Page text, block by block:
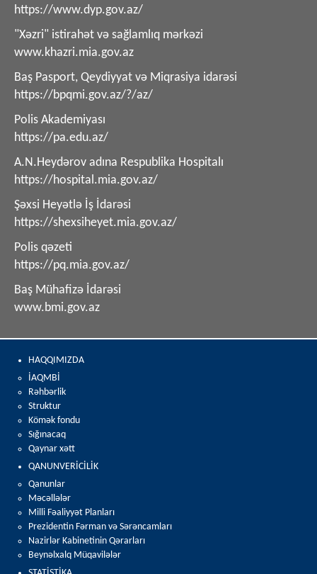
https://www.dyp.gov.az/
"Xəzri" istirahət və sağlamlıq mərkəzi
www.khazri.mia.gov.az
Baş Pasport, Qeydiyyat və Miqrasiya idarəsi
https://bpqmi.gov.az/?/az/
Polis Akademiyası
https://pa.edu.az/
A.N.Heydərov adına Respublika Hospitalı
https://hospital.mia.gov.az/
Şəxsi Heyətlə İş İdarəsi
https://shexsiheyet.mia.gov.az/
Polis qəzeti
https://pq.mia.gov.az/
Baş Mühafizə İdarəsi
www.bmi.gov.az
HAQQIMIZDA
İAQMBİ
Rəhbərlik
Struktur
Kömək fondu
Sığınacaq
Qaynar xətt
QANUNVERİCİLİK
Qanunlar
Məcəllələr
Milli Fəaliyyət Planları
Prezidentin Fərman və Sərəncamları
Nazirlər Kabinetinin Qərarları
Beynəlxalq Müqavilələr